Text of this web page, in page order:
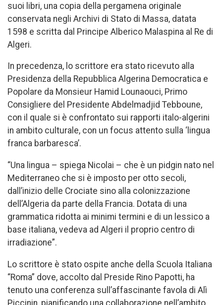
suoi libri, una copia della pergamena originale
conservata negli Archivi di Stato di Massa, datata
1598 e scritta dal Principe Alberico Malaspina al Re di
Algeri.
In precedenza, lo scrittore era stato ricevuto alla
Presidenza della Repubblica Algerina Democratica e
Popolare da Monsieur Hamid Lounaouci, Primo
Consigliere del Presidente Abdelmadjid Tebboune,
con il quale si è confrontato sui rapporti italo-algerini
in ambito culturale, con un focus attento sulla ‘lingua
franca barbaresca’.
“Una lingua – spiega Nicolai – che è un pidgin nato nel
Mediterraneo che si è imposto per otto secoli,
dall’inizio delle Crociate sino alla colonizzazione
dell’Algeria da parte della Francia. Dotata di una
grammatica ridotta ai minimi termini e di un lessico a
base italiana, vedeva ad Algeri il proprio centro di
irradiazione”.
Lo scrittore è stato ospite anche della Scuola Italiana
“Roma” dove, accolto dal Preside Rino Papotti, ha
tenuto una conferenza sull’affascinante favola di Alì
Piccinin, pianificando una collaborazione nell’ambito